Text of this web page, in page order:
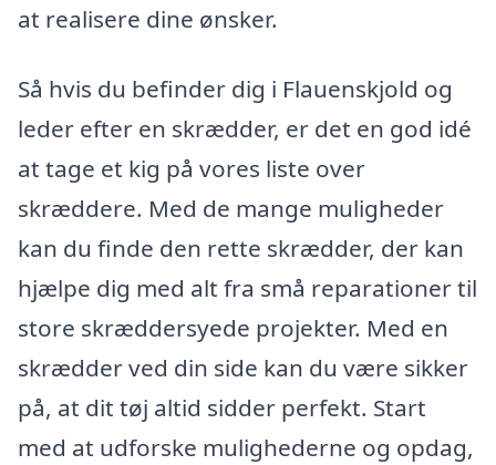
at realisere dine ønsker.
Så hvis du befinder dig i Flauenskjold og
leder efter en skrædder, er det en god idé
at tage et kig på vores liste over
skræddere. Med de mange muligheder
kan du finde den rette skrædder, der kan
hjælpe dig med alt fra små reparationer til
store skræddersyede projekter. Med en
skrædder ved din side kan du være sikker
på, at dit tøj altid sidder perfekt. Start
med at udforske mulighederne og opdag,